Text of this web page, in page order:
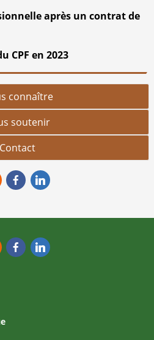
après un contrat de
CPF en 2023
connaître
soutenir
Contact